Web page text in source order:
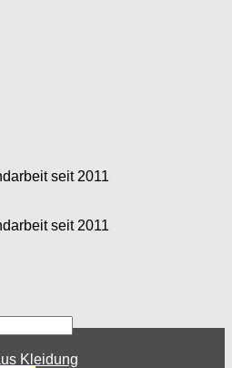
seit 2011
seit 2011
Kleidung